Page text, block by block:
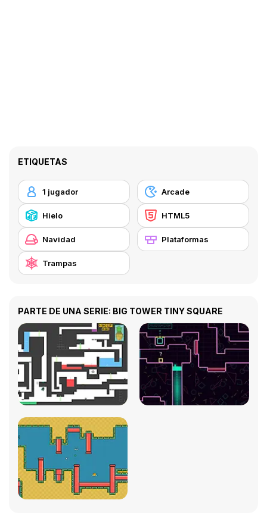
ETIQUETAS
1 jugador Arcade
Hielo HTML5
Navidad Plataformas
Trampas
PARTE DE UNA SERIE: BIG TOWER TINY SQUARE